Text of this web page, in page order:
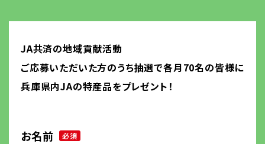
JA共済の地域貢献活動
ご応募いただいた方のうち抽選で各月70名の皆様に
兵庫県内JAの特産品をプレゼント！
お名前 必須